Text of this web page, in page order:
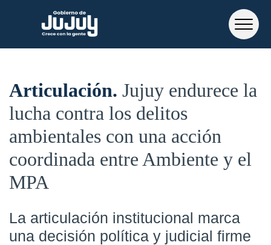
Articulación Jujuy endurece la
lucha contra los delitos
ambientales con una acción
coordinada entre Ambiente y el
MPA
La articulación institucional marca
una decisión política y judicial firme